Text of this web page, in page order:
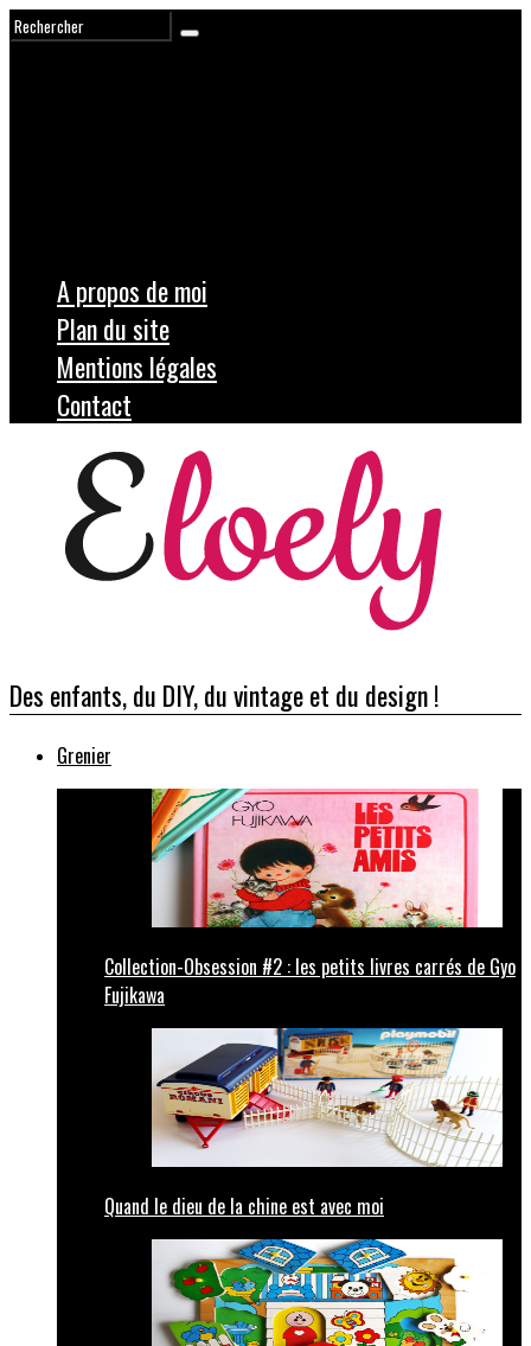
A propos de moi
Plan du site
Mentions légales
Contact
Des enfants, du DIY, du vintage et du design !
Grenier
Collection-Obsession #2 : les petits livres carrés de Gyo
Fujikawa
Quand le dieu de la chine est avec moi